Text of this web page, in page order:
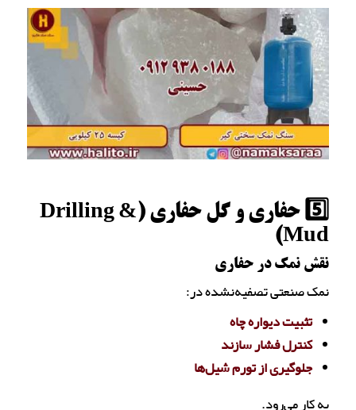
5️⃣ حفاری و گل حفاری (Drilling &
Mud)
نقش نمک در حفاری
نمک صنعتی تصفیه‌نشده در:
تثبیت دیواره چاه
کنترل فشار سازند
جلوگیری از تورم شیل‌ها
به کار می‌رود.